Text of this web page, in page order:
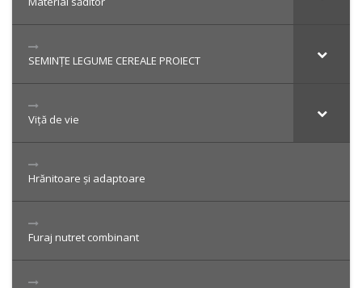
SEMINȚE LEGUME CEREALE PROIECT
Viță de vie
Hrănitoare și adaptoare
Furaj nutret combinant